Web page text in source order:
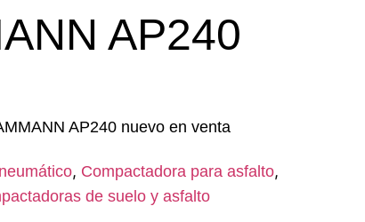
AP240
AP240 nuevo en venta
, Compactadora para asfalto,
de suelo y asfalto